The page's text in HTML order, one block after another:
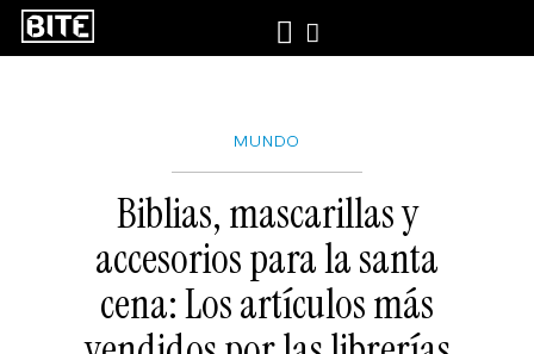
MUNDO
Biblias, mascarillas y
accesorios para la santa
cena: Los artículos más